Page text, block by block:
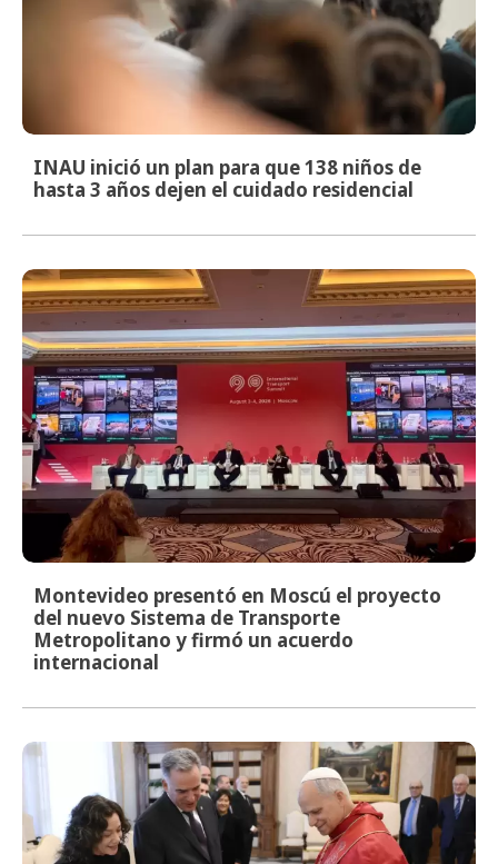
INAU inició un plan para que 138 niños de
hasta 3 años dejen el cuidado residencial
Montevideo presentó en Moscú el proyecto
del nuevo Sistema de Transporte
Metropolitano y firmó un acuerdo
internacional